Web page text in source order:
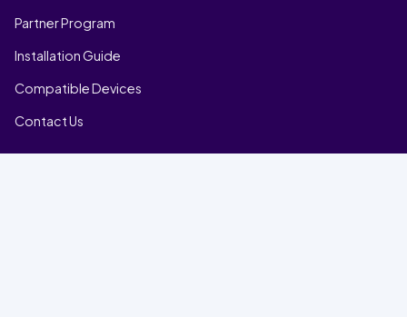
Partner Program
Installation Guide
Compatible Devices
Contact Us